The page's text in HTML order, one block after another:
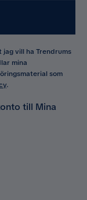
vill ha Trendrums
mina
som
.
till Mina